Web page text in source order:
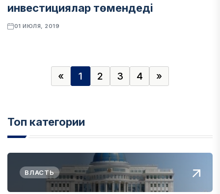
инвестициялар төмендеді
01 ИЮЛЯ, 2019
« 1 2 3 4 »
Топ категории
ВЛАСТЬ